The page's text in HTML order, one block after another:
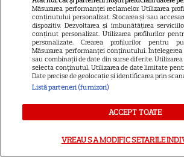
15
colecție și
5
CINEMA
Eli Roth revine
înghețata
horror în care
criminali după
înghețată
Măsurarea performanței reclamelor. Utilizarea
conținutului personalizat. Stocarea și/sau
dispozitiv. Dezvoltarea și îmbunătățirea
conținut personalizat. Utilizarea profilurilor
personalizate. Crearea profilurilor pentru
Măsurarea performanței conținutului.
sau combinații de date din surse diferite.
selecta conținutul. Utilizarea de date limitate
Date precise de geolocație și identificarea prin
Listă parteneri (furnizori)
ACCEPT TOATE
VREAU SA MODIFIC SETARILE